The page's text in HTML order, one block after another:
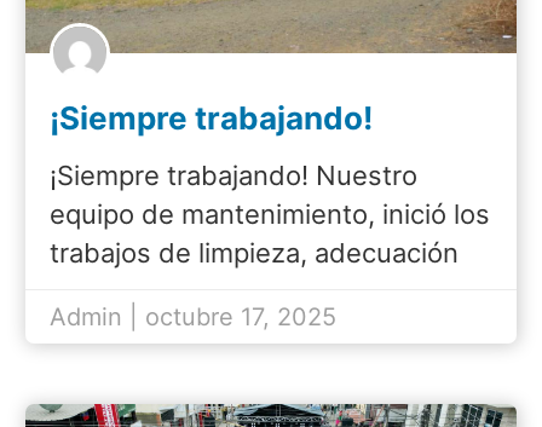
¡Siempre trabajando!
¡Siempre trabajando! Nuestro
equipo de mantenimiento, inició los
trabajos de limpieza, adecuación
Admin | octubre 17, 2025